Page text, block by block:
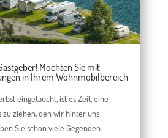
Möchten Sie mit
in Ihrem Wohnmobilbereich
eingetaucht, ist es Zeit, eine
zu ziehen, den wir hinter uns
Sie schon viele Gegenden